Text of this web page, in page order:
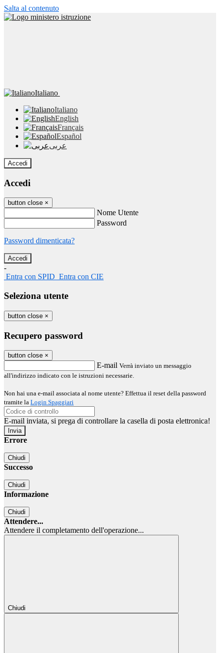
Salta al contenuto
Italiano
Italiano
English
Français
Español
عربى
Accedi
Accedi
button close ×
Nome Utente
Password
Password dimenticata?
-
Entra con SPID Entra con CIE
Seleziona utente
button close ×
Recupero password
button close ×
E-mail Verrà inviato un messaggio
all'indirizzo indicato con le istruzioni necessarie.
Non hai una e-mail associata al nome utente? Effettua il reset della password
tramite la Login Spaggiari
E-mail inviata, si prega di controllare la casella di posta elettronica!
Errore
Chiudi
Successo
Chiudi
Informazione
Chiudi
Attendere...
Attendere il completamento dell'operazione...
Chiudi